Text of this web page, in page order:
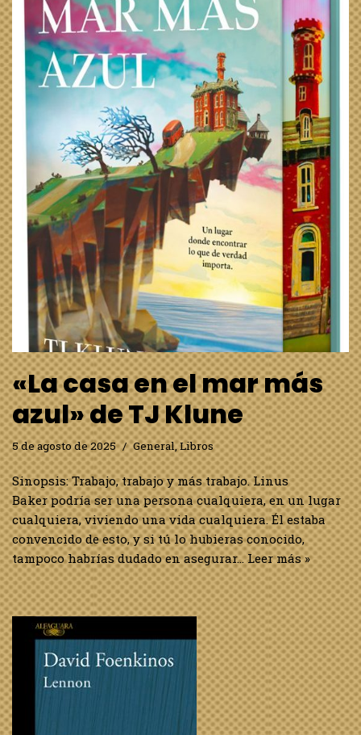
«La casa en el mar más
azul» de TJ Klune
5 de agosto de 2025 General,Libros
Sinopsis: Trabajo, trabajo y más trabajo. Linus
Baker podría ser una persona cualquiera, en un lugar
cualquiera, viviendo una vida cualquiera. Él estaba
convencido de esto, y si tú lo hubieras conocido,
tampoco habrías dudado en asegurar…Leer más »